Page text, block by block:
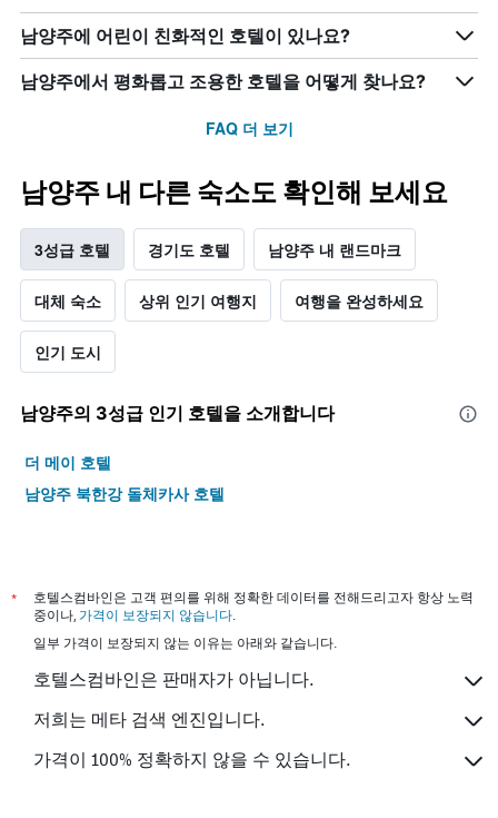
남양주에 어린이 친화적인 호텔이 있나요?
남양주에서 평화롭고 조용한 호텔을 어떻게 찾나요?
FAQ 더 보기
남양주 내 다른 숙소도 확인해 보세요
3성급 호텔 경기도 호텔 남양주 내 랜드마크
대체 숙소 상위 인기 여행지 여행을 완성하세요
인기 도시
남양주​의 3​성급 인기 호텔을 소개합니다
더 메이 호텔
남양주 북한강 돌체카사 호텔
*
호텔스컴바인은 고객 편의를 위해 정확한 데이터를 전해드리고자 항상 노력
중이나, 가격이 보장되지 않습니다
일부 가격이 보장되지 않는 이유는 아래와 같습니다.
호텔스컴바인은 판매자가 아닙니다.
저희는 메타 검색 엔진입니다.
가격이 100% 정확하지 않을 수 있습니다.